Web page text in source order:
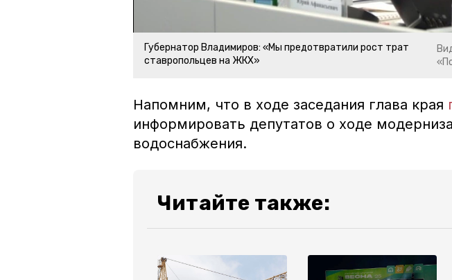
Губернатор Владимиров: «Мы предотвратили рост трат
ставропольцев на ЖКХ»
Напомним, что в ходе заседания глава края
информировать депутатов о ходе
водоснабжения.
Читайте также: